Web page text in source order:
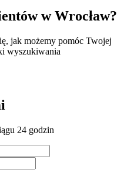
wWrocław?
jak możemy pomóc Twojej
wyszukiwania
24 godzin